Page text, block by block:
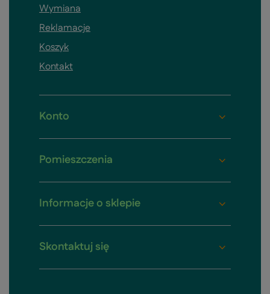
Wymiana
Reklamacje
Koszyk
Kontakt
Konto
Pomieszczenia
Informacje o sklepie
Skontaktuj się